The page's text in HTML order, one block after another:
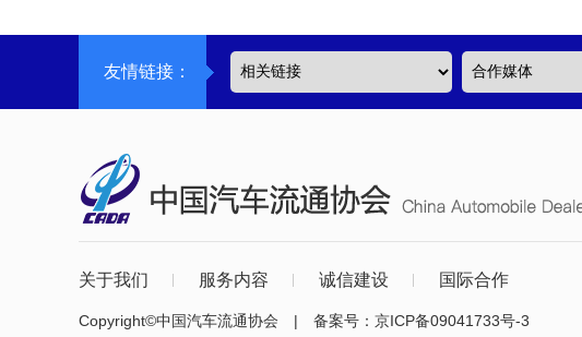
友情链接：
关于我们 服务内容 诚信建设 国际合作
Copyright©中国汽车流通协会 | 备案号： 京ICP备09041733号-3